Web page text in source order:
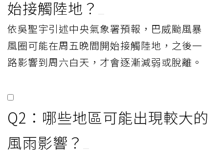
始接觸陸地？
依吳聖宇引述中央氣象署預報，巴威颱風暴
風圈可能在周五晚間開始接觸陸地，之後一
路影響到周六白天，才會逐漸減弱或脫離。
Q2：哪些地區可能出現較大的
風雨影響？